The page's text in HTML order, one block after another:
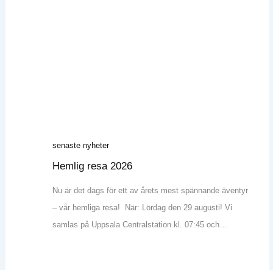
senaste nyheter
Hemlig resa 2026
Nu är det dags för ett av årets mest spännande äventyr
– vår hemliga resa! När: Lördag den 29 augusti! Vi
samlas på Uppsala Centralstation kl. 07:45 och…